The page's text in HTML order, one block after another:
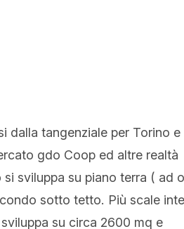
dalla tangenziale per Torino e
gdo Coop ed altre realtà
sviluppa su piano terra ( ad
sotto tetto. Più scale
su circa 2600 mq e